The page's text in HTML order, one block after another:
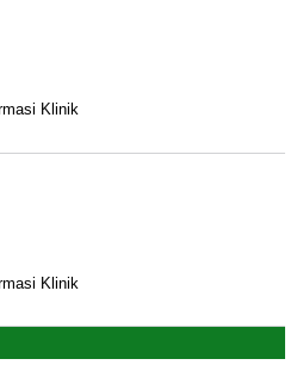
Klinik
Klinik